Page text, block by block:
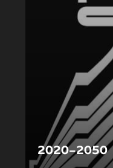
2020–2050